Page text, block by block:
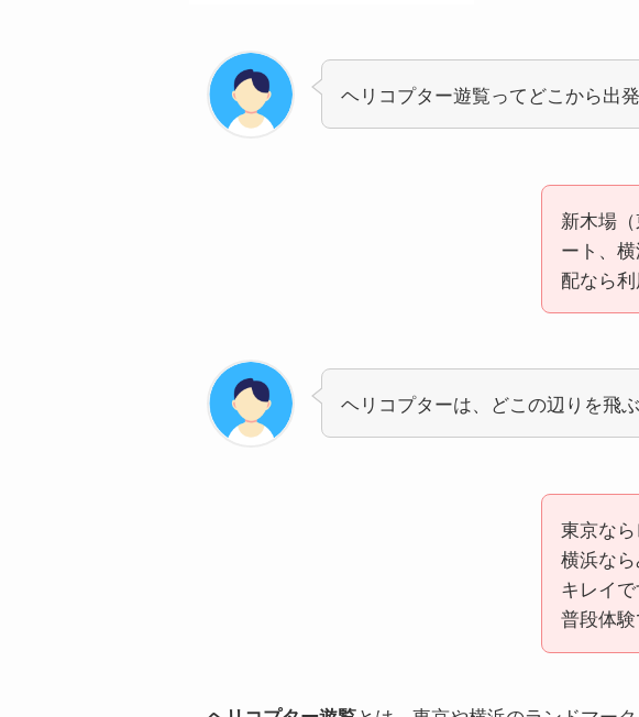
ヘリコプター遊覧ってどこから出
新木場
ート、
配なら
ヘリコプターは、どこの辺りを飛
東京な
横浜な
キレイで
普段体